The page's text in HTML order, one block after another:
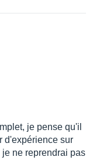
je pense qu'il
d'expérience sur
ne reprendrai pas